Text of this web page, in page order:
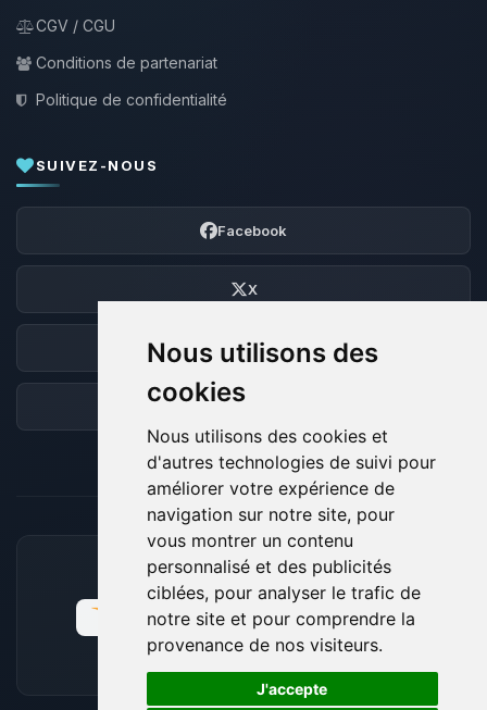
Nous utilisons des
cookies
Nous utilisons des cookies et
d'autres technologies de suivi pour
améliorer votre expérience de
navigation sur notre site, pour
vous montrer un contenu
personnalisé et des publicités
ciblées, pour analyser le trafic de
notre site et pour comprendre la
provenance de nos visiteurs.
J'accepte
CGV / CGU
Conditions de partenariat
Politique de confidentialité
SUIVEZ-NOUS
Facebook
X
Discord
Forum
MOYENS DE PAIEMENT ACCEPTÉS
🍪